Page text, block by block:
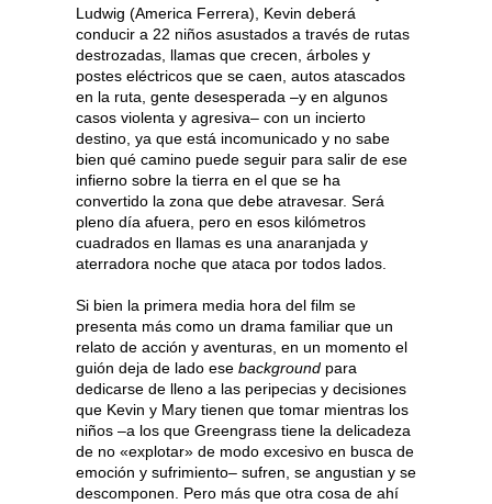
Ludwig (America Ferrera), Kevin deberá
conducir a 22 niños asustados a través de rutas
destrozadas, llamas que crecen, árboles y
postes eléctricos que se caen, autos atascados
en la ruta, gente desesperada –y en algunos
casos violenta y agresiva– con un incierto
destino, ya que está incomunicado y no sabe
bien qué camino puede seguir para salir de ese
infierno sobre la tierra en el que se ha
convertido la zona que debe atravesar. Será
pleno día afuera, pero en esos kilómetros
cuadrados en llamas es una anaranjada y
aterradora noche que ataca por todos lados.
Si bien la primera media hora del film se
presenta más como un drama familiar que un
relato de acción y aventuras, en un momento el
guión deja de lado ese background para
dedicarse de lleno a las peripecias y decisiones
que Kevin y Mary tienen que tomar mientras los
niños –a los que Greengrass tiene la delicadeza
de no «explotar» de modo excesivo en busca de
emoción y sufrimiento– sufren, se angustian y se
descomponen. Pero más que otra cosa de ahí